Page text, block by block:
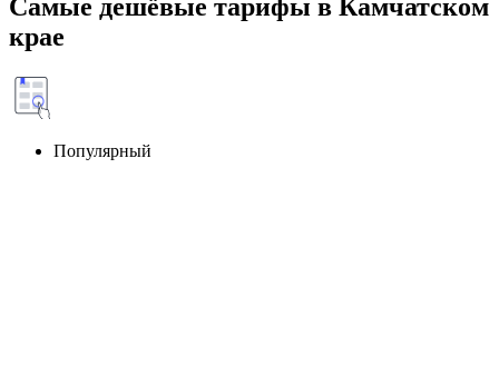
Самые дешёвые тарифы в Камчатском
крае
Популярный